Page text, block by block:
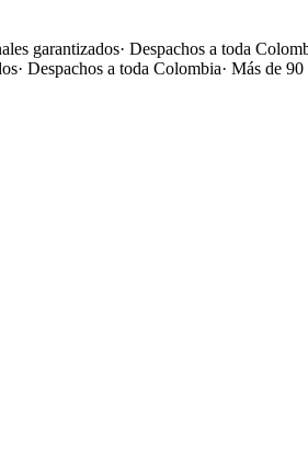
garantizados· Despachos a toda
· Despachos a toda Colombia· Más de 90